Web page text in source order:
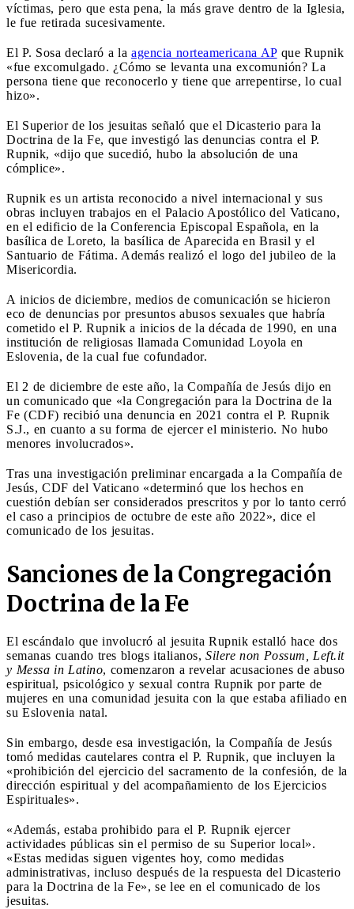
víctimas, pero que esta pena, la más grave dentro de la Iglesia,
le fue retirada sucesivamente.
El P. Sosa declaró a la agencia norteamericana APque Rupnik
«fue excomulgado. ¿Cómo se levanta una excomunión? La
persona tiene que reconocerlo y tiene que arrepentirse, lo cual
hizo».
El Superior de los jesuitas señaló que el Dicasterio para la
Doctrina de la Fe, que investigó las denuncias contra el P.
Rupnik, «dijo que sucedió, hubo la absolución de una
cómplice».
Rupnik es un artista reconocido a nivel internacional y sus
obras incluyen trabajos en el Palacio Apostólico del Vaticano,
en el edificio de la Conferencia Episcopal Española, en la
basílica de Loreto, la basílica de Aparecida en Brasil y el
Santuario de Fátima. Además realizó el logo del jubileo de la
Misericordia.
A inicios de diciembre, medios de comunicación se hicieron
eco de denuncias por presuntos abusos sexuales que habría
cometido el P. Rupnik a inicios de la década de 1990, en una
institución de religiosas llamada Comunidad Loyola en
Eslovenia, de la cual fue cofundador.
El 2 de diciembre de este año, la Compañía de Jesús dijo en
un comunicado que «la Congregación para la Doctrina de la
Fe (CDF) recibió una denuncia en 2021 contra el P. Rupnik
S.J., en cuanto a su forma de ejercer el ministerio. No hubo
menores involucrados».
Tras una investigación preliminar encargada a la Compañía de
Jesús, CDF del Vaticano «determinó que los hechos en
cuestión debían ser considerados prescritos y por lo tanto cerró
el caso a principios de octubre de este año 2022», dice el
comunicado de los jesuitas.
Sanciones de la Congregación
Doctrina de la Fe
El escándalo que involucró al jesuita Rupnik estalló hace dos
semanas cuando tres blogs italianos, Silere non Possum, Left.it
y Messa in Latino, comenzaron a revelar acusaciones de abuso
espiritual, psicológico y sexual contra Rupnik por parte de
mujeres en una comunidad jesuita con la que estaba afiliado en
su Eslovenia natal.
Sin embargo, desde esa investigación, la Compañía de Jesús
tomó medidas cautelares contra el P. Rupnik, que incluyen la
«prohibición del ejercicio del sacramento de la confesión, de la
dirección espiritual y del acompañamiento de los Ejercicios
Espirituales».
«Además, estaba prohibido para el P. Rupnik ejercer
actividades públicas sin el permiso de su Superior local».
«Estas medidas siguen vigentes hoy, como medidas
administrativas, incluso después de la respuesta del Dicasterio
para la Doctrina de la Fe», se lee en el comunicado de los
jesuitas.